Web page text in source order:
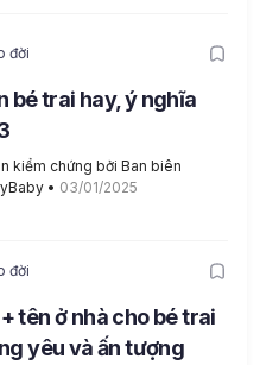
đời
bé trai hay, ý nghĩa
kiểm chứng bởi Ban biên
• 03/01/2025
đời
tên ở nhà cho bé trai
yêu và ấn tượng